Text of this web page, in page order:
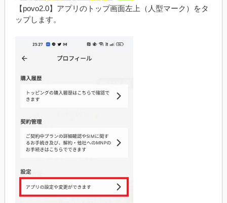
【povo2.0】アプリのトップ画面左上（人型マーク）をタ
ップします。